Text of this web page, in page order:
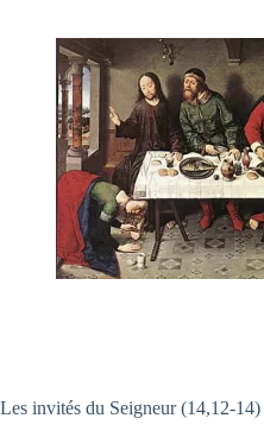
Les invités du Seigneur (14,12-14)